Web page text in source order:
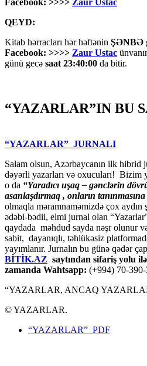
Facebook: >>>> Zaur Ustac
QEYD:
Kitab hərracları hər həftənin ŞƏNBƏ
Facebook: >>>> Zaur Ustac
günü gecə saat 23:40:00 da bitir.
“YAZARLAR”IN BU
“YAZARLAR” JURNALI
Salam olsun, Azərbaycanın ilk hibrid
dəyərli yazarları və oxucuları! Bizim
o da “Yaradıcı uşaq – gәnclәrin
asanlaşdırmaq , onların
olmaqla məramnaməmizdə çox
ədəbi-bədii, elmi jurnal olan
qaydada məhdud sayda nəşr olunur
sabit, dayanıqlı, təhlükəsiz
yayımlanır. Jurnalın bu günə qədər
BİTİK.AZ saytından sifariş yolu
zamanda Wahtsapp: (+994) 70-
“YAZARLAR, ANCAQ
© YAZARLAR.
“YAZARLAR” PDF